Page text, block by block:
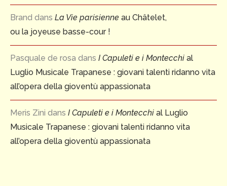
Brand dans La Vie parisienne au Châtelet,
ou la joyeuse basse-cour !
Pasquale de rosa dans I Capuleti e i Montecchi al
Luglio Musicale Trapanese : giovani talenti ridanno vita
all’opera della gioventù appassionata
Meris Zini dans I Capuleti e i Montecchi al Luglio
Musicale Trapanese : giovani talenti ridanno vita
all’opera della gioventù appassionata